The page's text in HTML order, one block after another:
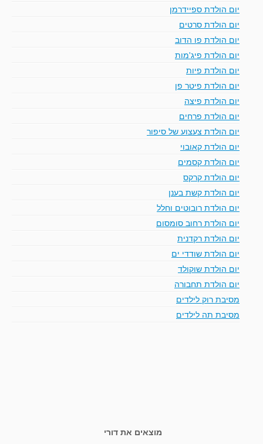
יום הולדת ספיידרמן
יום הולדת סרטים
יום הולדת פו הדוב
יום הולדת פיג'מות
יום הולדת פיות
יום הולדת פיטר פן
יום הולדת פיצה
יום הולדת פרחים
יום הולדת צעצוע של סיפור
יום הולדת קאובוי
יום הולדת קסמים
יום הולדת קרקס
יום הולדת קשת בענן
יום הולדת רובוטים וחלל
יום הולדת רחוב סומסום
יום הולדת רקדנית
יום הולדת שודדי ים
יום הולדת שוקולד
יום הולדת תחבורה
מסיבת רוק לילדים
מסיבת תה לילדים
מוצאים את דורי